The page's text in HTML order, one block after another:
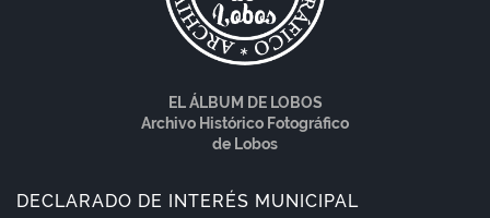
EL ÁLBUM DE LOBOS
Archivo Histórico Fotográfico
de Lobos
DECLARADO DE INTERÉS MUNICIPAL